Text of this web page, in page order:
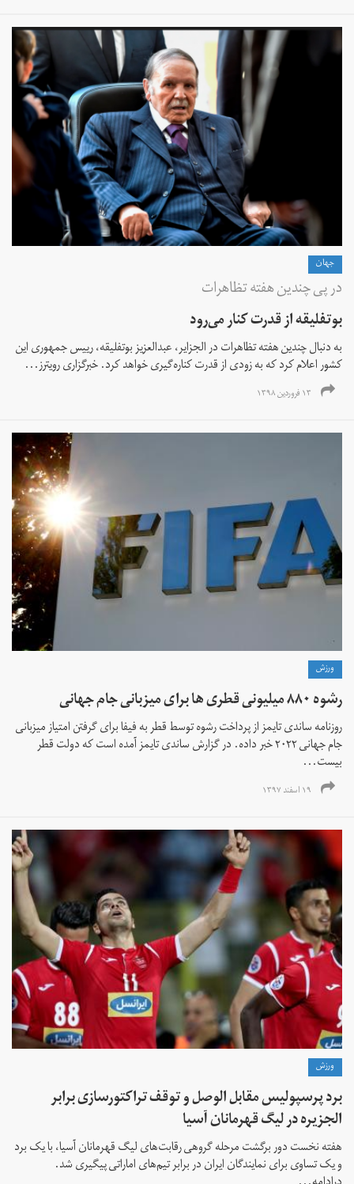
جهان
در پی چندین هفته تظاهرات
بوتفلیقه از قدرت کنار می‌رود
به دنبال چندین هفته تظاهرات در الجزایر، عبدالعزیز بوتفلیقه، رییس جمهوری این
کشور اعلام کرد که به زودی از قدرت کناره‌گیری خواهد کرد. خبرگزاری رویترز...
۱۳ فروردین ۱۳۹۸
ورزش
رشوه ۸۸۰ میلیونی قطری ها برای میزبانی جام جهانی
روزنامه ساندی تایمز از پرداخت رشوه توسط قطر به فیفا برای گرفتن امتیاز میزبانی
جام جهانی ۲۰۲۲ خبر داده. در گزارش ساندی تایمز آمده است که دولت قطر
بیست...
۱۹ اسفند ۱۳۹۷
ورزش
برد پرسپولیس مقابل الوصل و توقف تراکتورسازی برابر
الجزیره در لیگ قهرمانان آسیا
هفته نخست دور برگشت مرحله گروهی رقابت‌های لیگ قهرمانان آسیا، با یک برد
و یک تساوی برای نمایندگان ایران در برابر تیم‌های اماراتی پیگیری شد.